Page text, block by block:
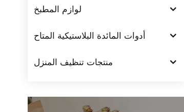
لوازم المطبخ
أدوات المائدة البلاستيكية المتاح
منتجات تنظيف المنزل